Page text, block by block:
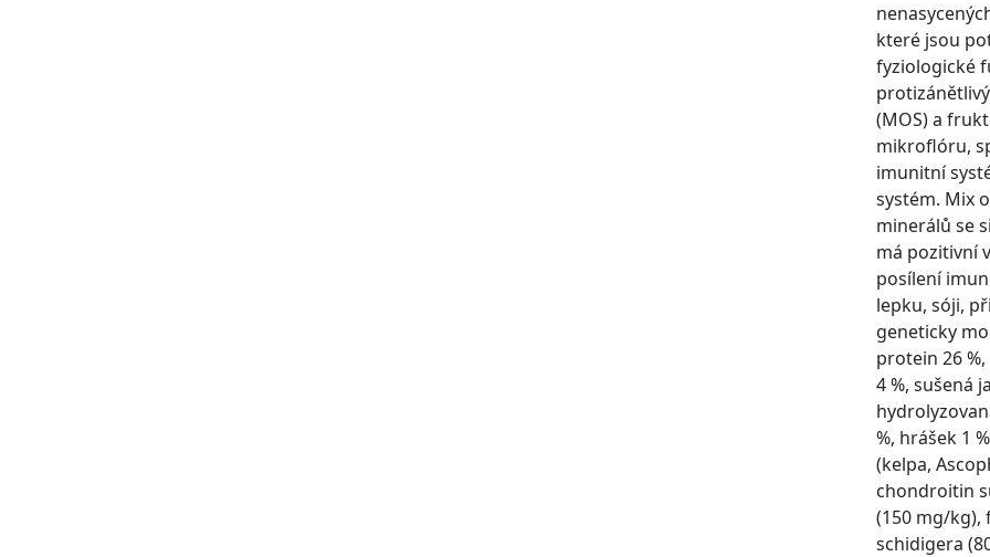
které jsou
fyziologické
(MOS) a
mikroflóru,
imunitní
systém. Mix
minerálů se
má pozitivní
posílení
lepku, sóji,
geneticky
protein 26
4 %, sušená
%, hrášek 1
(kelpa,
chondroitin
(150 mg/kg),
schidigera